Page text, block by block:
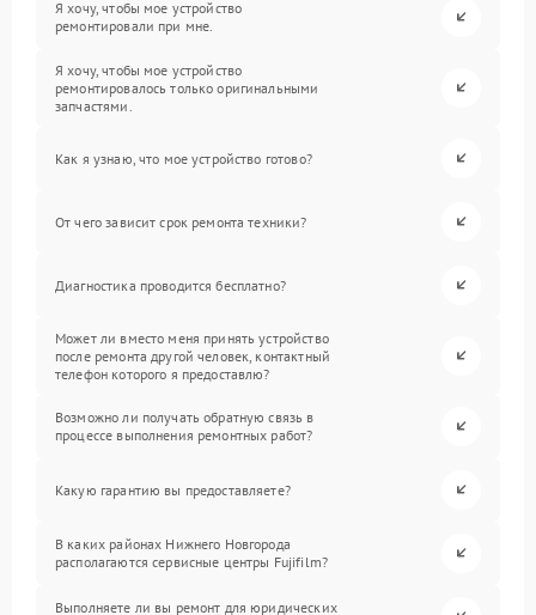
Я хочу, чтобы мое устройство
ремонтировали при мне.
Я хочу, чтобы мое устройство
ремонтировалось только оригинальными
запчастями.
Как я узнаю, что мое устройство готово?
От чего зависит срок ремонта техники?
Диагностика проводится бесплатно?
Может ли вместо меня принять устройство
после ремонта другой человек, контактный
телефон которого я предоставлю?
Возможно ли получать обратную связь в
процессе выполнения ремонтных работ?
Какую гарантию вы предоставляете?
В каких районах Нижнего Новгорода
располагаются сервисные центры Fujifilm?
Выполняете ли вы ремонт для юридических